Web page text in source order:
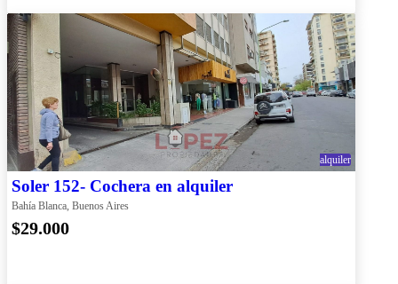
alquiler
Soler 152- Cochera en alquiler
Bahía Blanca, Buenos Aires
$29.000